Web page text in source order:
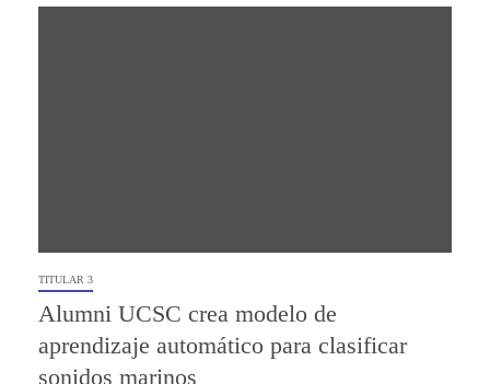
TITULAR 3
Alumni UCSC crea modelo de
aprendizaje automático para clasificar
sonidos marinos